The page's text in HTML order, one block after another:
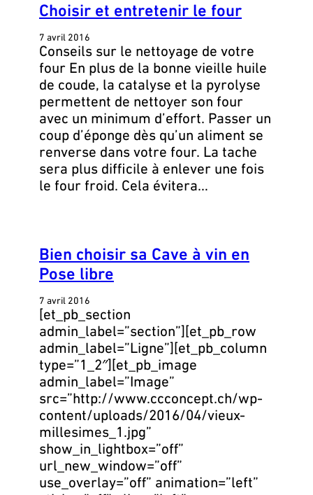
Choisir et entretenir le four
7 avril 2016
Conseils sur le nettoyage de votre
four En plus de la bonne vieille huile
de coude, la catalyse et la pyrolyse
permettent de nettoyer son four
avec un minimum d’effort. Passer un
coup d’éponge dès qu’un aliment se
renverse dans votre four. La tache
sera plus difficile à enlever une fois
le four froid. Cela évitera…
Bien choisir sa Cave à vin en
Pose libre
7 avril 2016
[et_pb_section
admin_label=”section”][et_pb_row
admin_label=”Ligne”][et_pb_column
type=”1_2″][et_pb_image
admin_label=”Image”
src=”http://www.ccconcept.ch/wp-
content/uploads/2016/04/vieux-
millesimes_1.jpg”
show_in_lightbox=”off”
url_new_window=”off”
use_overlay=”off” animation=”left”